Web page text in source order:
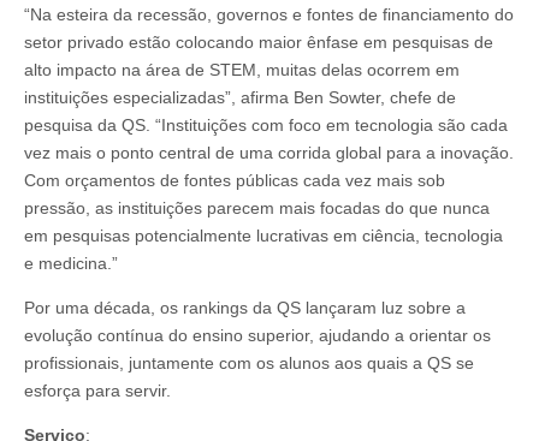
“Na esteira da recessão, governos e fontes de financiamento do
setor privado estão colocando maior ênfase em pesquisas de
alto impacto na área de STEM, muitas delas ocorrem em
instituições especializadas”, afirma Ben Sowter, chefe de
pesquisa da QS. “Instituições com foco em tecnologia são cada
vez mais o ponto central de uma corrida global para a inovação.
Com orçamentos de fontes públicas cada vez mais sob
pressão, as instituições parecem mais focadas do que nunca
em pesquisas potencialmente lucrativas em ciência, tecnologia
e medicina.”
Por uma década, os rankings da QS lançaram luz sobre a
evolução contínua do ensino superior, ajudando a orientar os
profissionais, juntamente com os alunos aos quais a QS se
esforça para servir.
Serviço: